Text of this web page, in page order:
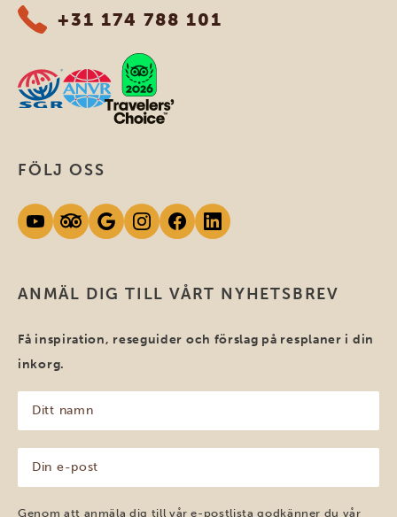
+31 174 788 101
ANMÄL DIG TILL VÅRT NYHETSBREV
Få inspiration, reseguider och förslag på resplaner i din
inkorg.
namn
(Obligatoriskt)
post
(Obligatoriskt)
Genom att anmäla dig till vår e-postlista godkänner du vår
FÖLJ OSS